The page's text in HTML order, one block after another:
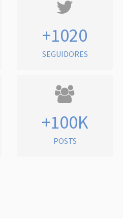
+1020
SEGUIDORES
+100K
POSTS